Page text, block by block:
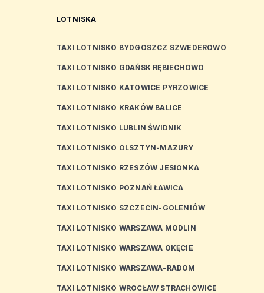
LOTNISKA
TAXI LOTNISKO BYDGOSZCZ SZWEDEROWO
TAXI LOTNISKO GDAŃSK RĘBIECHOWO
TAXI LOTNISKO KATOWICE PYRZOWICE
TAXI LOTNISKO KRAKÓW BALICE
TAXI LOTNISKO LUBLIN ŚWIDNIK
TAXI LOTNISKO OLSZTYN-MAZURY
TAXI LOTNISKO RZESZÓW JESIONKA
TAXI LOTNISKO POZNAŃ ŁAWICA
TAXI LOTNISKO SZCZECIN-GOLENIÓW
TAXI LOTNISKO WARSZAWA MODLIN
TAXI LOTNISKO WARSZAWA OKĘCIE
TAXI LOTNISKO WARSZAWA-RADOM
TAXI LOTNISKO WROCŁAW STRACHOWICE